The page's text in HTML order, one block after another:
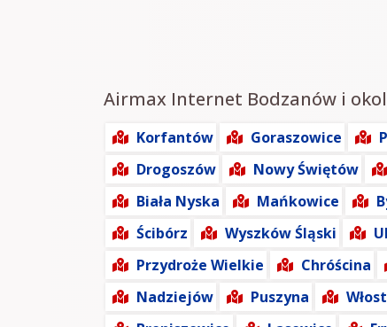
Airmax Internet Bodzanów i
Korfantów Goraszowice
Drogoszów
Nowy Świętów
Biała Nyska
Mańkowice
Ścibórz
Wyszków Śląski
Przydroże Wielkie
Chróścina
Nadziejów
Puszyna